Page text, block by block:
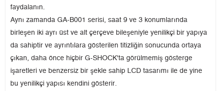
faydalanın.
Aynı zamanda GA-B001 serisi, saat 9 ve 3 konumlarında
birleşen iki ayrı üst ve alt çerçeve bileşeniyle yenilikçi bir yapıya
da sahiptir ve ayrıntılara gösterilen titizliğin sonucunda ortaya
çıkan, daha önce hiçbir G-SHOCK'ta görülmemiş gösterge
işaretleri ve benzersiz bir şekle sahip LCD tasarımı ile de yine
bu yenilikçi yapısı kendini gösterir.